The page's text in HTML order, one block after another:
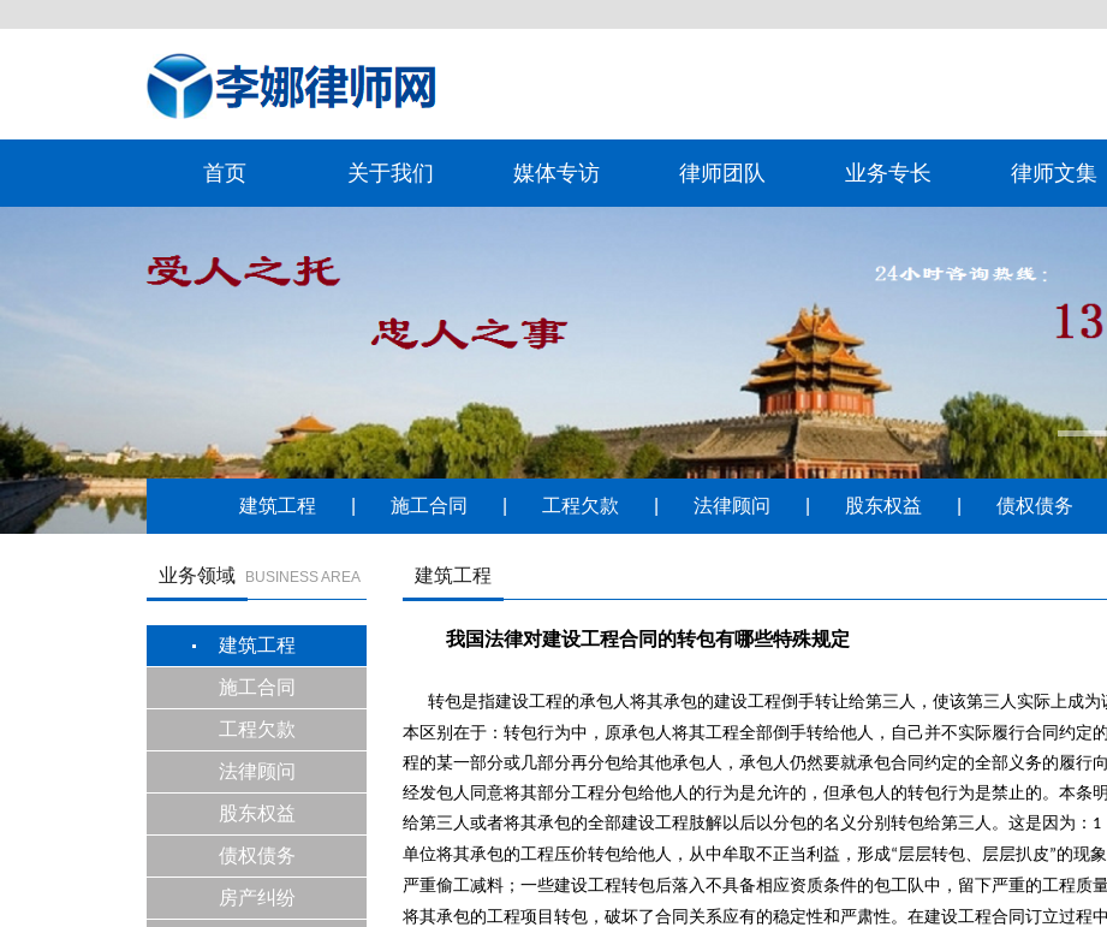
首页 关于我们 媒体专访 律师团队 业务专长 律师文集
建筑工程 施工合同 工程欠款 法律顾问 股东权益 债权债务
业务领域 BUSINESS AREA
建筑工程
施工合同
工程欠款
法律顾问
股东权益
债权债务
房产纠纷
建筑工程
我国法律对建设工程合同的转包有哪些特殊规定
转包是指建设工程的承包人将其承包的建设工程倒手转让给第三人，使该第三人实际上成
本区别在于：转包行为中，原承包人将其工程全部倒手转给他人，自己并不实际履行合同约定
程的某一部分或几部分再分包给其他承包人，承包人仍然要就承包合同约定的全部义务的履行
经发包人同意将其部分工程分包给他人的行为是允许的，但承包人的转包行为是禁止的。本条
给第三人或者将其承包的全部建设工程肢解以后以分包的名义分别转包给第三人。这是因为： 1
单位将其承包的工程压价转包给他人，从中牟取不正当利益，形成“层层转包、层层扒皮”的现
严重偷工减料；一些建设工程转包后落入不具备相应资质条件的包工队中，留下严重的工程质
将其承包的工程项目转包，破坏了合同关系应有的稳定性和严肃性。在建设工程合同订立过程